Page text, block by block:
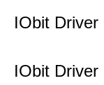
IObit
IObit